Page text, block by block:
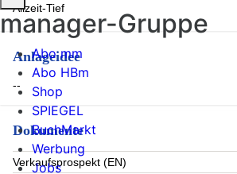
Allzeit-Tief
Anlageidee
--
Dokumente
Verkaufsprospekt (EN)
manager-Gruppe
Abo mm
Abo HBm
Shop
SPIEGEL
BuchMarkt
Werbung
Jobs